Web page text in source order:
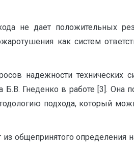
не дает положительных
как систем
надежности технических
Гнеденко в работе [3]. Она
подхода, кото­рый
общепринятого определения